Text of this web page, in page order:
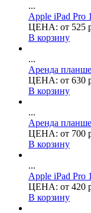
...
Apple iPad Pro
ЦЕНА: от 525
В корзину
...
Аренда
ЦЕНА: от 630
В корзину
...
Аренда
ЦЕНА: от 700
В корзину
...
Apple iPad Pro
ЦЕНА: от 420
В корзину